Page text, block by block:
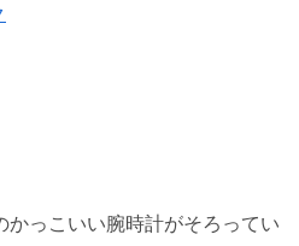
かっこいい腕時計がそろってい